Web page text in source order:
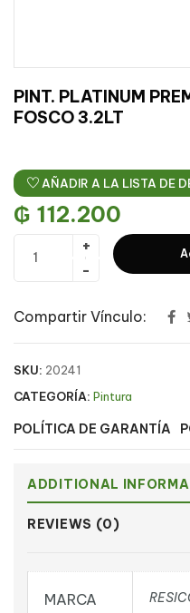
PINT. PLATINUM
FOSCO 3.2LT
AÑADIR A LA LISTA DE
₲ 112.200
Compartir Vínculo:
SKU: 20241
CATEGORÍA: Pintura
POLÍTICA DE GARANTÍA
ADDITIONAL
REVIEWS (0)
MARCA